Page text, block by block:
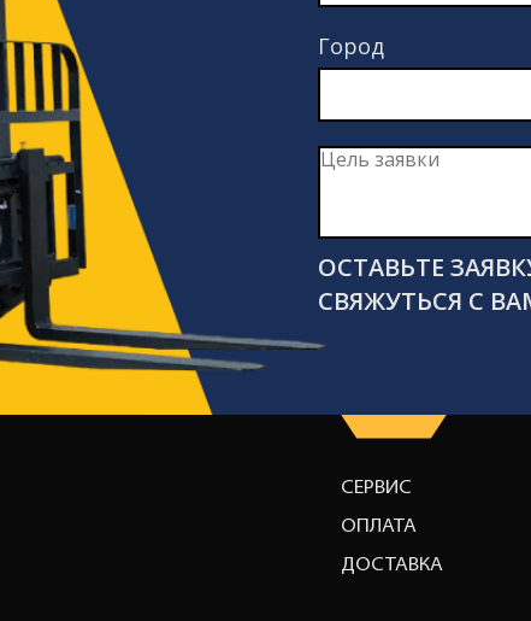
Город
ОСТАВЬТЕ
СВЯЖУТЬСЯ С
СЕРВИС
ОПЛАТА
ДОСТАВКА